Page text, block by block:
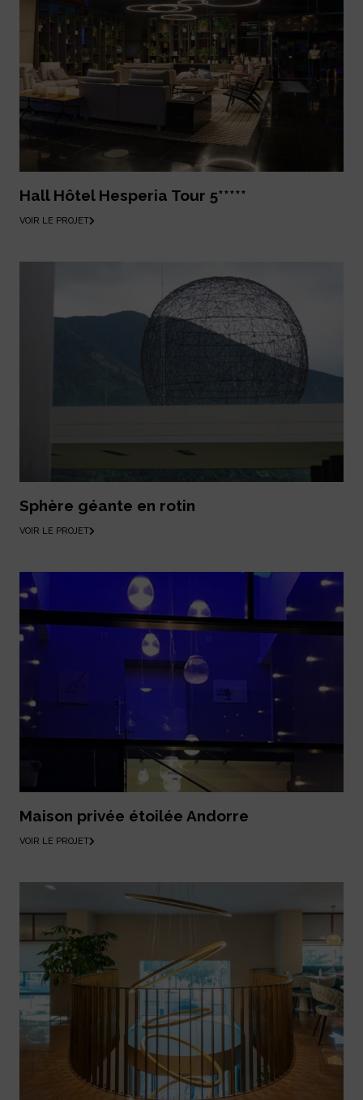
Hall Hôtel Hesperia Tour 5*****
VOIR LE PROJET
Sphère géante en rotin
VOIR LE PROJET
Maison privée étoilée Andorre
VOIR LE PROJET